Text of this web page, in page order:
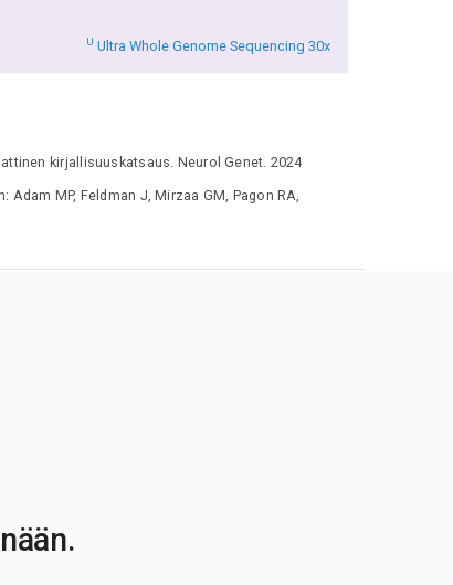
U Ultra Whole Genome Sequencing 30x
kirjallisuuskatsaus. Neurol Genet. 2024
MP, Feldman J, Mirzaa GM, Pagon RA,